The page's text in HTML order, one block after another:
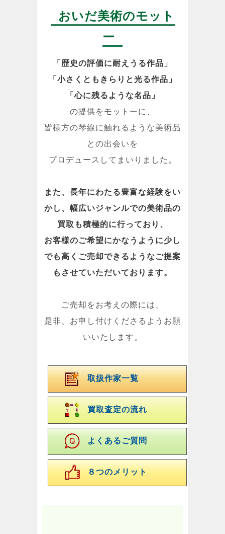
おいだ美術のモット
ー
「歴史の評価に耐えうる作品」
「小さくともきらりと光る作品」
「心に残るような名品」
の提供をモットーに、
皆様方の琴線に触れるような美術品
との出会いを
プロデュースしてまいりました。
また、長年にわたる豊富な経験をい
かし、幅広いジャンルでの美術品の
買取も積極的に行っており、
お客様のご希望にかなうように少し
でも高くご売却できるようなご提案
もさせていただいております。
ご売却をお考えの際には、
是非、お申し付けくださるようお願
いいたします。
取扱作家一覧
買取査定の流れ
よくあるご質問
８つのメリット